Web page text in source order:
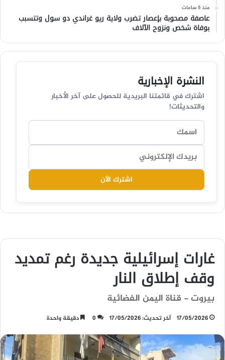
منذ 5 ساعات
عاصفة مصحوبة بإعصار تضرب ولاية ريو غراندي دو سول وتتسبب
بوفاة شخص ونزوح الآلاف
النشرة الإخبارية
اشترك في قائمتنا البريدية للحصول على آخر الأخبار
والتحديثات!
اشترك الآن